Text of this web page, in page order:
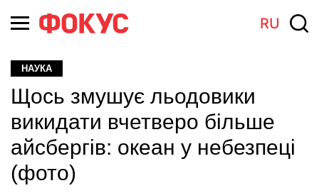
RU
НАУКА
Щось змушує льодовики
викидати вчетверо більше
айсбергів: океан у небезпеці
(фото)